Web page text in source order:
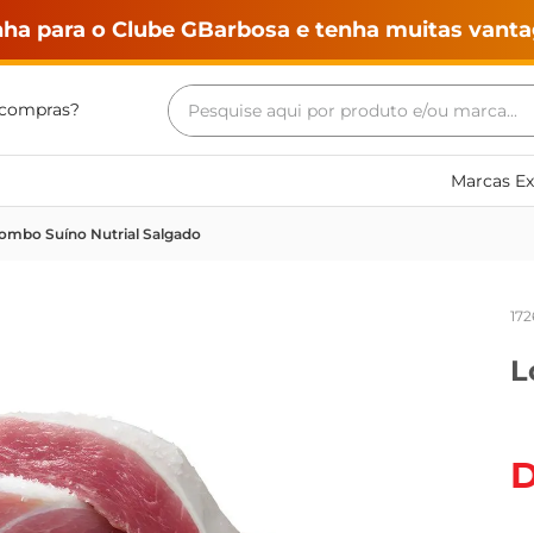
para o Clube GBarbosa e tenha muitas
Pesquise aqui por produto e/ou
Marcas
Suíno Nutrial Salgado
Termos mais buscados